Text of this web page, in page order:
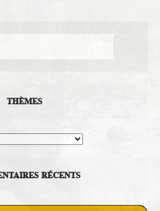
THÈMES
RÉCENTS